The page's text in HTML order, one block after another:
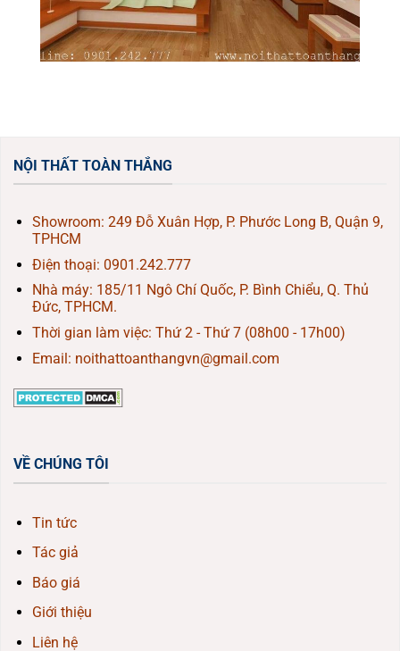
NỘI THẤT TOÀN THẮNG
Showroom: 249 Đỗ Xuân Hợp, P. Phước Long B, Quận 9,
TPHCM
Điện thoại: 0901.242.777
Nhà máy: 185/11 Ngô Chí Quốc, P. Bình Chiểu, Q. Thủ
Đức, TPHCM.
Thời gian làm việc: Thứ 2 - Thứ 7 (08h00 - 17h00)
Email: noithattoanthangvn@gmail.com
VỀ CHÚNG TÔI
Tin tức
Tác giả
Báo giá
Giới thiệu
Liên hệ